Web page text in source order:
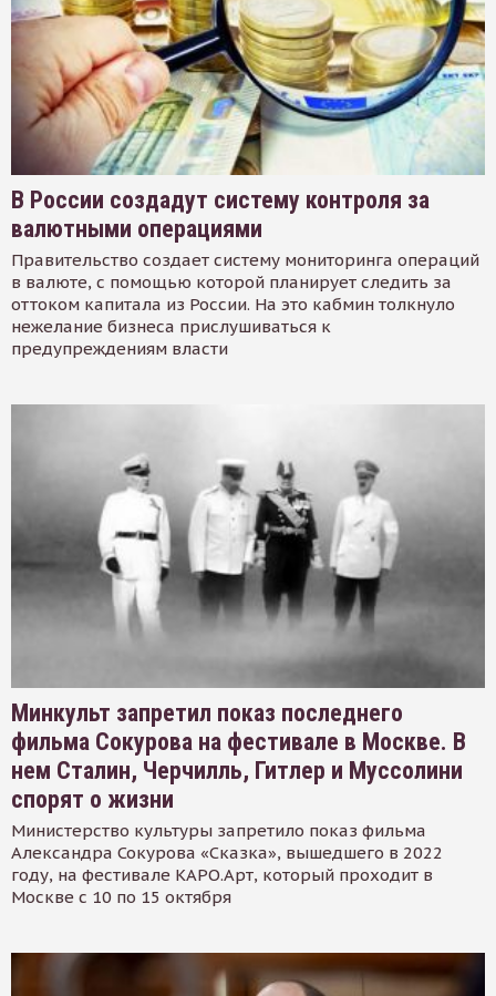
В России создадут систему контроля за
валютными операциями
Правительство создает систему мониторинга операций
в валюте, с помощью которой планирует следить за
оттоком капитала из России. На это кабмин толкнуло
нежелание бизнеса прислушиваться к
предупреждениям власти
Минкульт запретил показ последнего
фильма Сокурова на фестивале в Москве. В
нем Сталин, Черчилль, Гитлер и Муссолини
спорят о жизни
Министерство культуры запретило показ фильма
Александра Сокурова «Сказка», вышедшего в 2022
году, на фестивале КАРО.Арт, который проходит в
Москве с 10 по 15 октября